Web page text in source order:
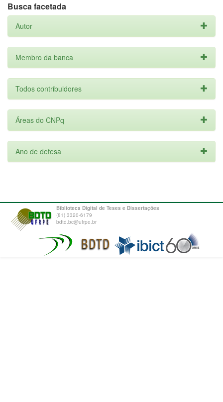
Busca facetada
Autor
Membro da banca
Todos contribuidores
Áreas do CNPq
Ano de defesa
Biblioteca Digital de Teses e Dissertações
(81) 3320-6179
bdtd.bc@ufrpe.br